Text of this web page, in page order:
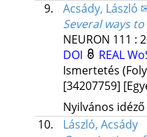
9.
Acsády, László
Several ways
NEURON 111 :
DOI
REAL
Ismertetés
[34207759]
Nyilvános
10.
László, Acsády